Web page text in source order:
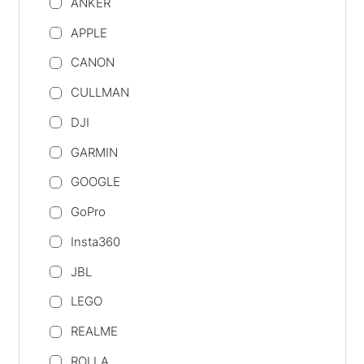
APPLE
CANON
CULLMAN
DJI
GARMIN
GOOGLE
GoPro
Insta360
JBL
LEGO
REALME